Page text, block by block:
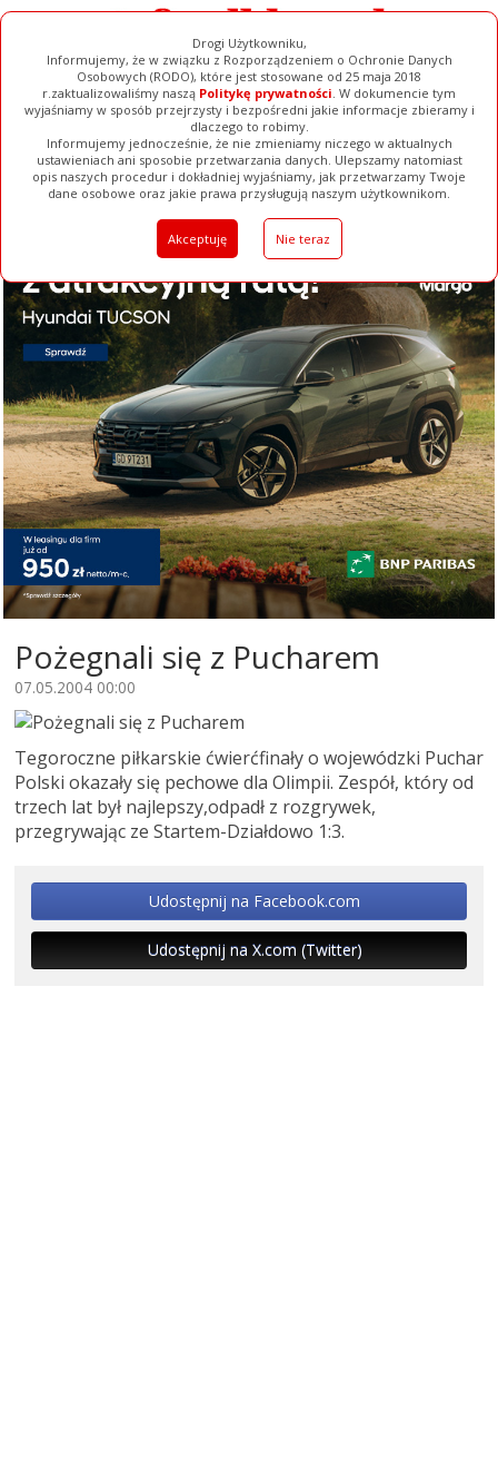
Drogi Użytkowniku,
Informujemy, że w związku z Rozporządzeniem o Ochronie Danych
Osobowych (RODO), które jest stosowane od 25 maja 2018
r.zaktualizowaliśmy naszą Politykę prywatności. W dokumencie tym
wyjaśniamy w sposób przejrzysty i bezpośredni jakie informacje zbieramy i
dlaczego to robimy.
Informujemy jednocześnie, że nie zmieniamy niczego w aktualnych
ustawieniach ani sposobie przetwarzania danych. Ulepszamy natomiast
opis naszych procedur i dokładniej wyjaśniamy, jak przetwarzamy Twoje
dane osobowe oraz jakie prawa przysługują naszym użytkownikom.
Akceptuję Nie teraz
Ogłoszenia Filmy Galerie Baza Firm Pełna Wersja
Pożegnali się z Pucharem
07.05.2004 00:00
Tegoroczne piłkarskie ćwierćfinały o wojewódzki Puchar
Polski okazały się pechowe dla Olimpii. Zespół, który od
trzech lat był najlepszy,odpadł z rozgrywek,
przegrywając ze Startem-Działdowo 1:3.
Udostępnij na Facebook.com
Udostępnij na X.com (Twitter)